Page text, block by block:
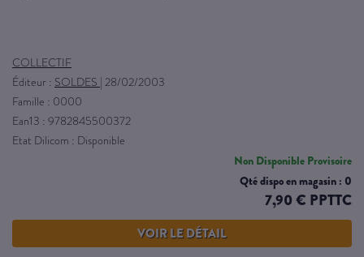
COLLECTIF
Éditeur : SOLDES | 28/02/2003
Famille : 0000
Ean13 : 9782845500372
Etat Dilicom : Disponible
Non Disponible Provisoire
Qté dispo en magasin : 0
7,90 € PPTTC
VOIR LE DÉTAIL